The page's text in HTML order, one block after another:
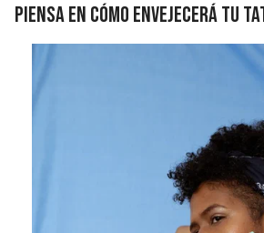
Piensa en cómo envejecerá tu